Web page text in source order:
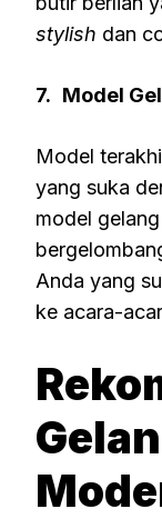
stylish dan
7. Model
Model
yang suka
model
Anda yang
ke acara-